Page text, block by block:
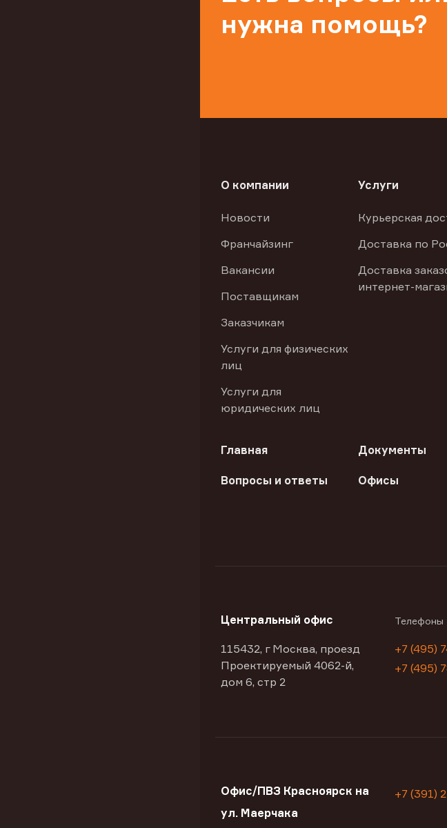
нужна помощь?
О компании
Новости
Франчайзинг
Вакансии
Поставщикам
Заказчикам
Услуги для физических
лиц
Услуги для
юридических лиц
Услуги
Курьерская
Доставка по
Доставка
интернет-
Главная Документы
Вопросы и ответы Офисы
Центральный офис
115432, г Москва, проезд
Проектируемый 4062-й,
дом 6, стр 2
Телефоны
+7 (495)
+7 (495)
Офис/ПВЗ Красноярск на
ул. Маерчака
+7 (391)